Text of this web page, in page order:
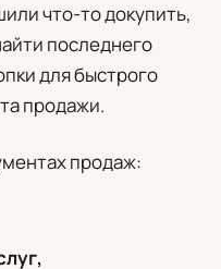
что-то докупить,
последнего
для быстрого
продажи.
продаж: